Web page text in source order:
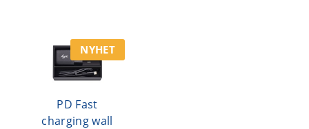
NYHET
PD Fast
charging wall